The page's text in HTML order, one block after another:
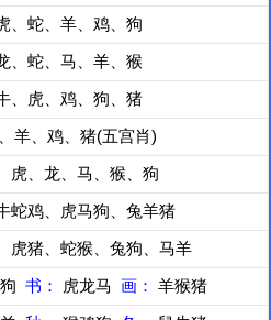
、蛇、羊、鸡、狗
、蛇、马、羊、猴
、虎、鸡、狗、猪
羊、鸡、猪(五宫肖)
虎、龙、马、猴、狗
蛇鸡、虎马狗、兔羊猪
虎猪、蛇猴、兔狗、马羊
书： 虎龙马 画： 羊猴猪